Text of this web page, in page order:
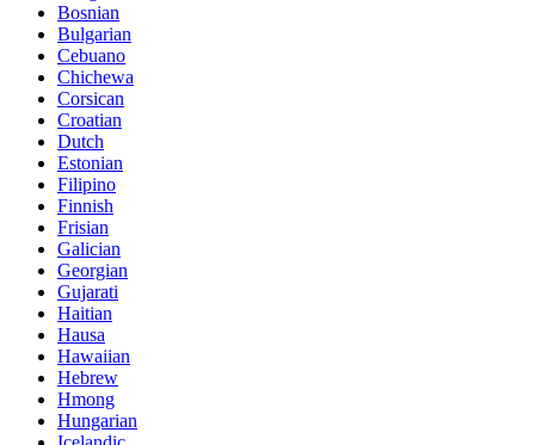
Bosnian
Bulgarian
Cebuano
Chichewa
Corsican
Croatian
Dutch
Estonian
Filipino
Finnish
Frisian
Galician
Georgian
Gujarati
Haitian
Hausa
Hawaiian
Hebrew
Hmong
Hungarian